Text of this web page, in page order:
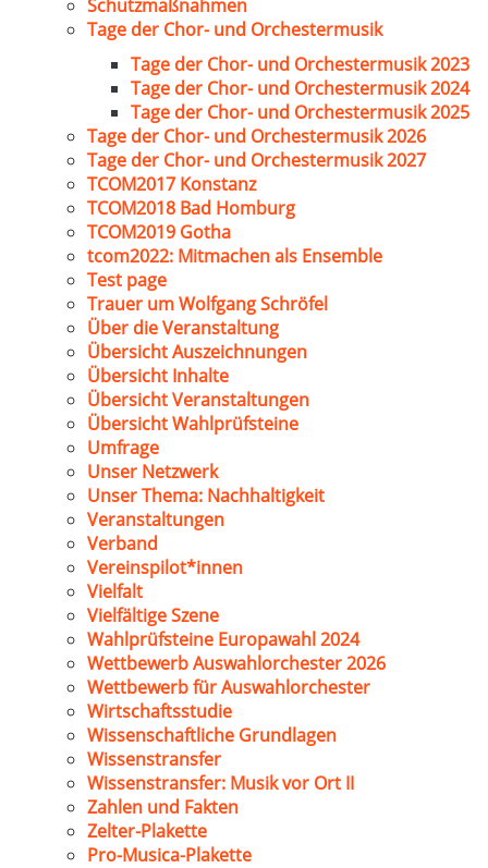
Schutzmaßnahmen
Tage der Chor- und Orchestermusik
Tage der Chor- und Orchestermusik 2023
Tage der Chor- und Orchestermusik 2024
Tage der Chor- und Orchestermusik 2025
Tage der Chor- und Orchestermusik 2026
Tage der Chor- und Orchestermusik 2027
TCOM2017 Konstanz
TCOM2018 Bad Homburg
TCOM2019 Gotha
tcom2022: Mitmachen als Ensemble
Test page
Trauer um Wolfgang Schröfel
Über die Veranstaltung
Übersicht Auszeichnungen
Übersicht Inhalte
Übersicht Veranstaltungen
Übersicht Wahlprüfsteine
Umfrage
Unser Netzwerk
Unser Thema: Nachhaltigkeit
Veranstaltungen
Verband
Vereinspilot*innen
Vielfalt
Vielfältige Szene
Wahlprüfsteine Europawahl 2024
Wettbewerb Auswahlorchester 2026
Wettbewerb für Auswahlorchester
Wirtschaftsstudie
Wissenschaftliche Grundlagen
Wissenstransfer
Wissenstransfer: Musik vor Ort II
Zahlen und Fakten
Zelter-Plakette
Pro-Musica-Plakette